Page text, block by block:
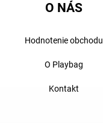
O NÁS
Hodnotenie obchodu
O Playbag
Kontakt